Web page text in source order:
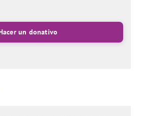
un donativo